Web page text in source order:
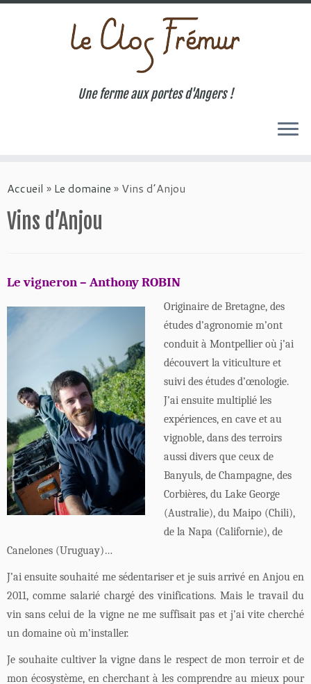
au
Une ferme aux portes d'Angers !
Accueil » Le domaine » Vins d’Anjou
Vins d’Anjou
Le vigneron – Anthony ROBIN
Originaire de Bretagne, des
études d’agronomie m’ont
conduit à Montpellier où j’ai
découvert la viticulture et
suivi des études d’œnologie.
J’ai ensuite multiplié les
expériences, en cave et au
vignoble, dans des terroirs
aussi divers que ceux de
Banyuls, de Champagne, des
Corbières, du Lake George
(Australie), du Maipo (Chili),
de la Napa (Californie), de
Canelones (Uruguay)…
J’ai ensuite souhaité me sédentariser et je suis arrivé en Anjou en
2011, comme salarié chargé des vinifications. Mais le travail du
vin sans celui de la vigne ne me suffisait pas et j’ai vite cherché
un domaine où m’installer.
Je souhaite cultiver la vigne dans le respect de mon terroir et de
mon écosystème, en cherchant à les comprendre au mieux pour